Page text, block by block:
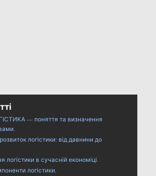
— поняття та визначення
логістики: від давнини до
логістики в сучасній економіці.
логістики.